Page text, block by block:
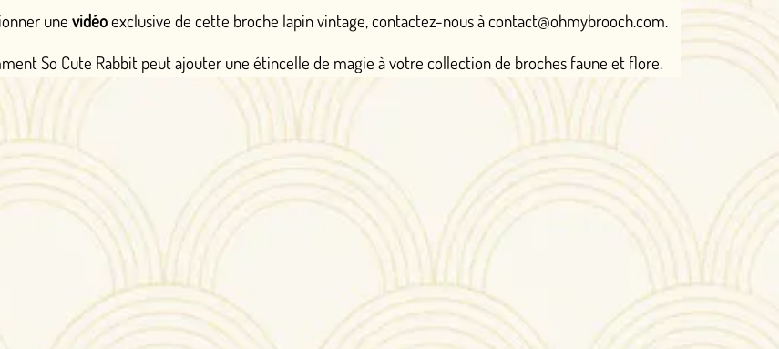
de cette broche lapin vintage, contactez-nous à contact@ohmybrooch.com.
peut ajouter une étincelle de magie à votre collection de broches faune et flore.